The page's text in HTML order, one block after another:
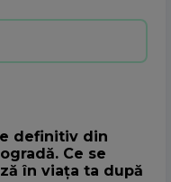
definitiv din
Ce se
în viața ta după